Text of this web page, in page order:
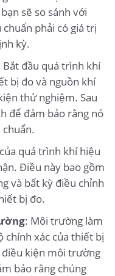
sẽ so sánh với
phải có giá trị
kỳ.
Bắt đầu quá trình khí
bị đo và nguồn khí
thử nghiệm. Sau
để đảm bảo rằng nó
quá trình khí hiệu
Điều này bao gồm
và bất kỳ điều chỉnh
bị đo.
: Môi trường làm
chính xác của thiết bị
điều kiện môi trường
bảo rằng chúng